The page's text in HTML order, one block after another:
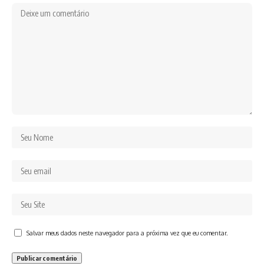
Salvar meus dados neste navegador para a próxima vez que eu comentar.